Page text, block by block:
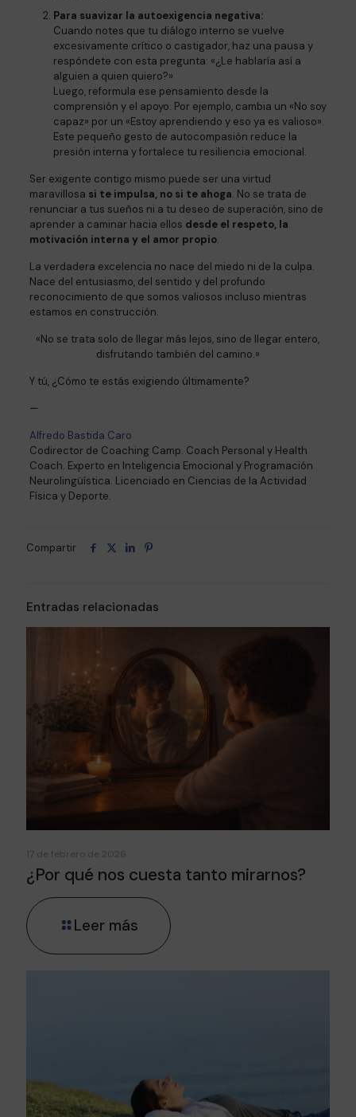
Para suavizar la autoexigencia negativa:
Cuando notes que tu diálogo interno se vuelve
excesivamente crítico o castigador, haz una pausa y
respóndete con esta pregunta: «¿Le hablaría así a
alguien a quien quiero?»
Luego, reformula ese pensamiento desde la
comprensión y el apoyo. Por ejemplo, cambia un «No soy
capaz» por un «Estoy aprendiendo y eso ya es valioso».
Este pequeño gesto de autocompasión reduce la
presión interna y fortalece tu resiliencia emocional.
Ser exigente contigo mismo puede ser una virtud
maravillosa si te impulsa, no si te ahoga. No se trata de
renunciar a tus sueños ni a tu deseo de superación, sino de
aprender a caminar hacia ellos desde el respeto, la
motivación interna y el amor propio.
La verdadera excelencia no nace del miedo ni de la culpa.
Nace del entusiasmo, del sentido y del profundo
reconocimiento de que somos valiosos incluso mientras
estamos en construcción.
«No se trata solo de llegar más lejos, sino de llegar entero,
disfrutando también del camino.»
Y tú, ¿Cómo te estás exigiendo últimamente?
—
Alfredo Bastida Caro
Codirector de Coaching Camp. Coach Personal y Health
Coach. Experto en Inteligencia Emocional y Programación
Neurolingüística. Licenciado en Ciencias de la Actividad
Física y Deporte.
Compartir
Entradas relacionadas
17 de febrero de 2026
¿Por qué nos cuesta tanto mirarnos?
Leer más